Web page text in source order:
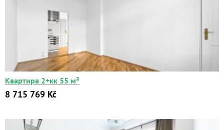
Квартира 2+кк 55 м²
8 715 769 Kč